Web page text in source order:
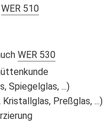
WER 510
WER 530
Spiegelglas, ...)
Preßglas, ...)